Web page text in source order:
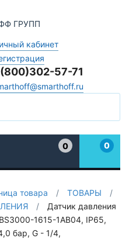
кабинет
57-71
0
0
товара / ТОВАРЫ
/
/
Датчик давления
1615-1AB04, IP65,
бар, G - 1/4,